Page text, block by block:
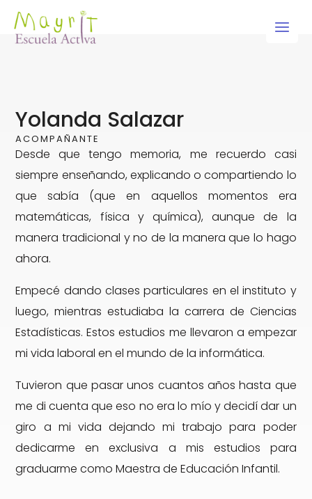
contenido
Yolanda Salazar
ACOMPAÑANTE
Desde que tengo memoria, me recuerdo casi
siempre enseñando, explicando o compartiendo lo
que sabía (que en aquellos momentos era
matemáticas, física y química), aunque de la
manera tradicional y no de la manera que lo hago
ahora.
Empecé dando clases particulares en el instituto y
luego, mientras estudiaba la carrera de Ciencias
Estadísticas. Estos estudios me llevaron a empezar
mi vida laboral en el mundo de la informática.
Tuvieron que pasar unos cuantos años hasta que
me di cuenta que eso no era lo mío y decidí dar un
giro a mi vida dejando mi trabajo para poder
dedicarme en exclusiva a mis estudios para
graduarme como Maestra de Educación Infantil.